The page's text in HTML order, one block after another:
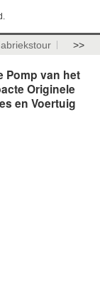
>>
Pomp van het
Originele
en Voertuig